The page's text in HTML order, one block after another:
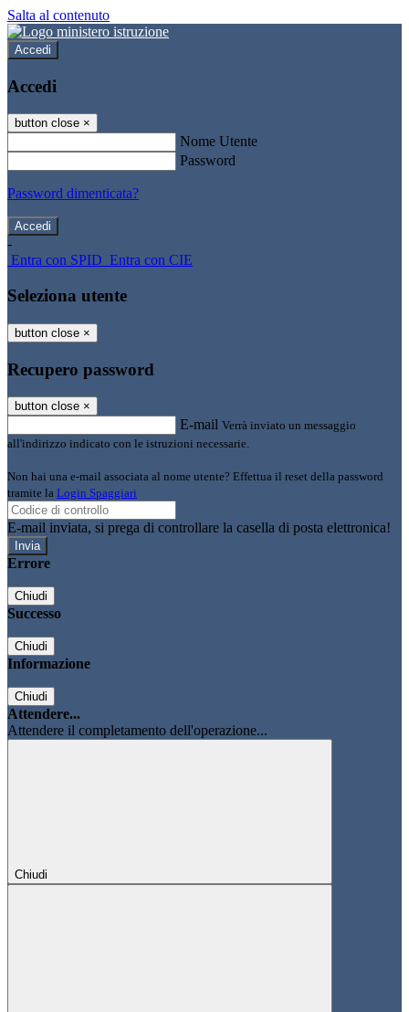
Salta al contenuto
Accedi
Accedi
button close ×
Nome Utente
Password
Password dimenticata?
-
Entra con SPID Entra con CIE
Seleziona utente
button close ×
Recupero password
button close ×
E-mail Verrà inviato un messaggio
all'indirizzo indicato con le istruzioni necessarie.
Non hai una e-mail associata al nome utente? Effettua il reset della password
tramite la Login Spaggiari
E-mail inviata, si prega di controllare la casella di posta elettronica!
Errore
Chiudi
Successo
Chiudi
Informazione
Chiudi
Attendere...
Attendere il completamento dell'operazione...
Chiudi